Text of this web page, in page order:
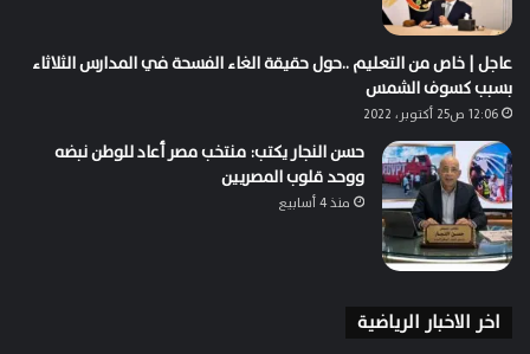
عاجل | خاص من التعليم ..حول حقيقة الغاء الفسحة في المدارس الثلاثاء
بسبب كسوف الشمس
12:06 ص25 أكتوبر، 2022
حسن النجار يكتب: منتخب مصر أعاد للوطن نبضه
ووحد قلوب المصريين
منذ 4 أسابيع
اخر الاخبار الرياضية